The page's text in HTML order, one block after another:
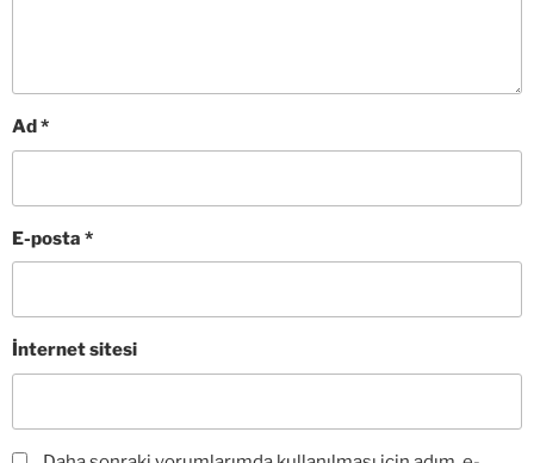
Ad *
E-posta *
İnternet sitesi